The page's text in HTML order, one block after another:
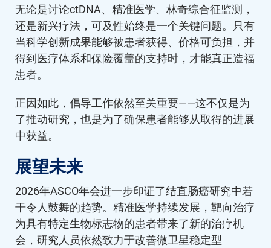
无论是讨论ctDNA、精准医学、林奇综合征监测，
还是新兴疗法，可及性始终是一个关键问题。只有
当科学创新成果能够被患者获得、价格可负担，并
得到医疗体系和保险覆盖的支持时，才能真正造福
患者。
正因如此，倡导工作依然至关重要——这不仅是为
了推动研究，也是为了确保患者能够从取得的进展
中获益。
展望未来
2026年ASCO年会进一步印证了结直肠癌研究中若
干令人鼓舞的趋势。精准医学持续发展，靶向治疗
为具有特定生物标志物的患者带来了新的治疗机
会，研究人员依然致力于改善微卫星稳定型